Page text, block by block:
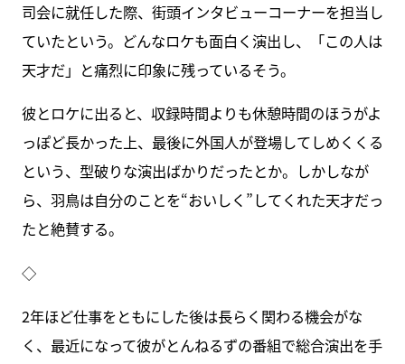
司会に就任した際、街頭インタビューコーナーを担当し
ていたという。どんなロケも面白く演出し、「この人は
天才だ」と痛烈に印象に残っているそう。
彼とロケに出ると、収録時間よりも休憩時間のほうがよ
っぽど長かった上、最後に外国人が登場してしめくくる
という、型破りな演出ばかりだったとか。しかしなが
ら、羽鳥は自分のことを“おいしく”してくれた天才だっ
たと絶賛する。
◇
2年ほど仕事をともにした後は長らく関わる機会がな
く、最近になって彼がとんねるずの番組で総合演出を手